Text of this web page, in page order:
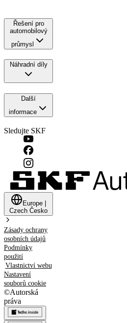
Řešení pro
automobilový
průmysl
Náhradní díly
Další
informace
Sledujte SKF
Europe
Czech Česko
Zásady ochrany
osobních údajů
Podmínky
použití
Vlastnictví webu
Nastavení
souborů cookie
©Autorská
práva